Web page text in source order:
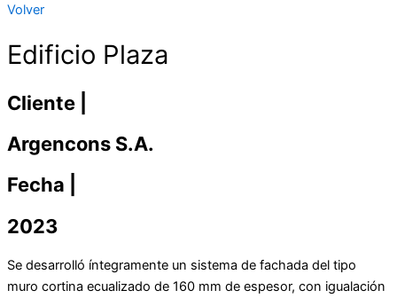
Volver
Edificio Plaza
Cliente |
Argencons S.A.
Fecha |
2023
Se desarrolló íntegramente un sistema de fachada del tipo
muro cortina ecualizado de 160 mm de espesor, con igualación